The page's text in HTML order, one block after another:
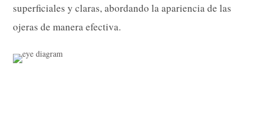
superficiales y claras, abordando la apariencia de las
ojeras de manera efectiva.